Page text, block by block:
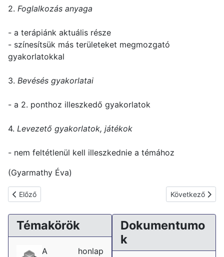
2. Foglalkozás anyaga
- a terápiánk aktuális része
- színesítsük más területeket megmozgató
gyakorlatokkal
3. Bevésés gyakorlatai
- a 2. ponthoz illeszkedő gyakorlatok
4. Levezető gyakorlatok, játékok
- nem feltétlenül kell illeszkednie a témához
(Gyarmathy Éva)
Előző cikk: A fejlesztőpedagógus
Előző Következő
Következő
Témakörök
A honlap
Dokumentumo
k